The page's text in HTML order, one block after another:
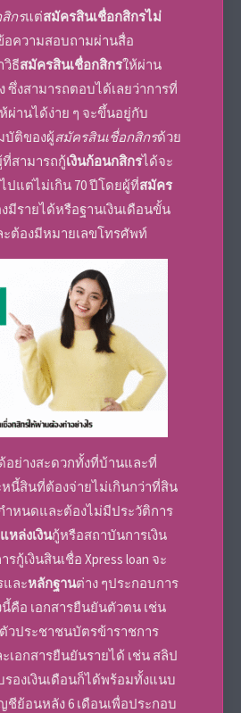
กรแต่สมัครสินเชื่อกสิกรไม่
ความสอบถามผ่านสื่อ
วิธีสมัครสินเชื่อกสิกรให้ผ่าน
ซึ่งสามารถตอบได้เลยว่าการที่
ผ่านได้ง่าย ๆ จะขึ้นอยู่กับ
ติของผู้สมัครสินเชื่อกสิกรด้วย
สามารถกู้เงินก้อนกสิกรได้จะ
ปแต่ไม่เกิน 70 ปีโดยผู้ที่สมัคร
มีรายได้หรือฐานเงินเดือนขั้น
ะต้องมีหมายเลขโทรศัพท์
ย่างสะดวกทั้งที่บ้านและที่
นี้สินที่ต้องจ่ายไม่เกินกว่าที่สิน
ำหนดและต้องไม่มีประวัติการ
แหล่งเงินกู้หรือสถาบันการเงิน
รกู้เงินสินเชื่อ Xpress loan จะ
และหลักฐานต่าง ๆประกอบการ
คือ เอกสารยืนยันตัวตน เช่น
วประชาชนบัตรข้าราชการ
เอกสารยืนยันรายได้ เช่น สลิป
รองเงินเดือนก็ได้พร้อมทั้งแนบ
ชีย้อนหลัง 6 เดือนเพื่อประกอบ